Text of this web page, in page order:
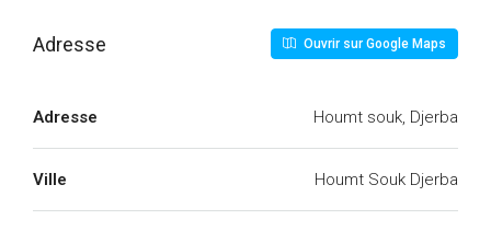
Adresse Ouvrir sur Google Maps
Adresse Houmt souk, Djerba
Ville Houmt Souk Djerba